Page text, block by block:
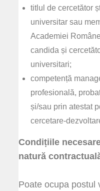
titlul de cercetător
universitar sau
Academiei
candida și
universitari;
competență
profesională,
și/sau prin atestat
cercetare-
Condițiile
natură
Poate ocupa postul